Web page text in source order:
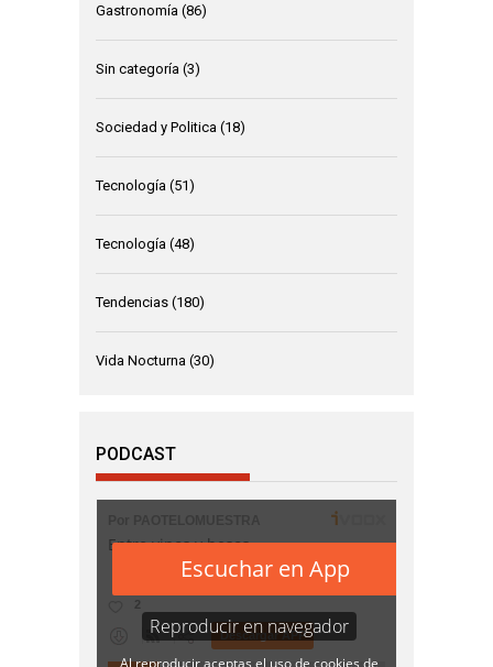
Gastronomía (86)
Sin categoría (3)
Sociedad y Politica (18)
Tecnología (51)
Tecnología (48)
Tendencias (180)
Vida Nocturna (30)
PODCAST